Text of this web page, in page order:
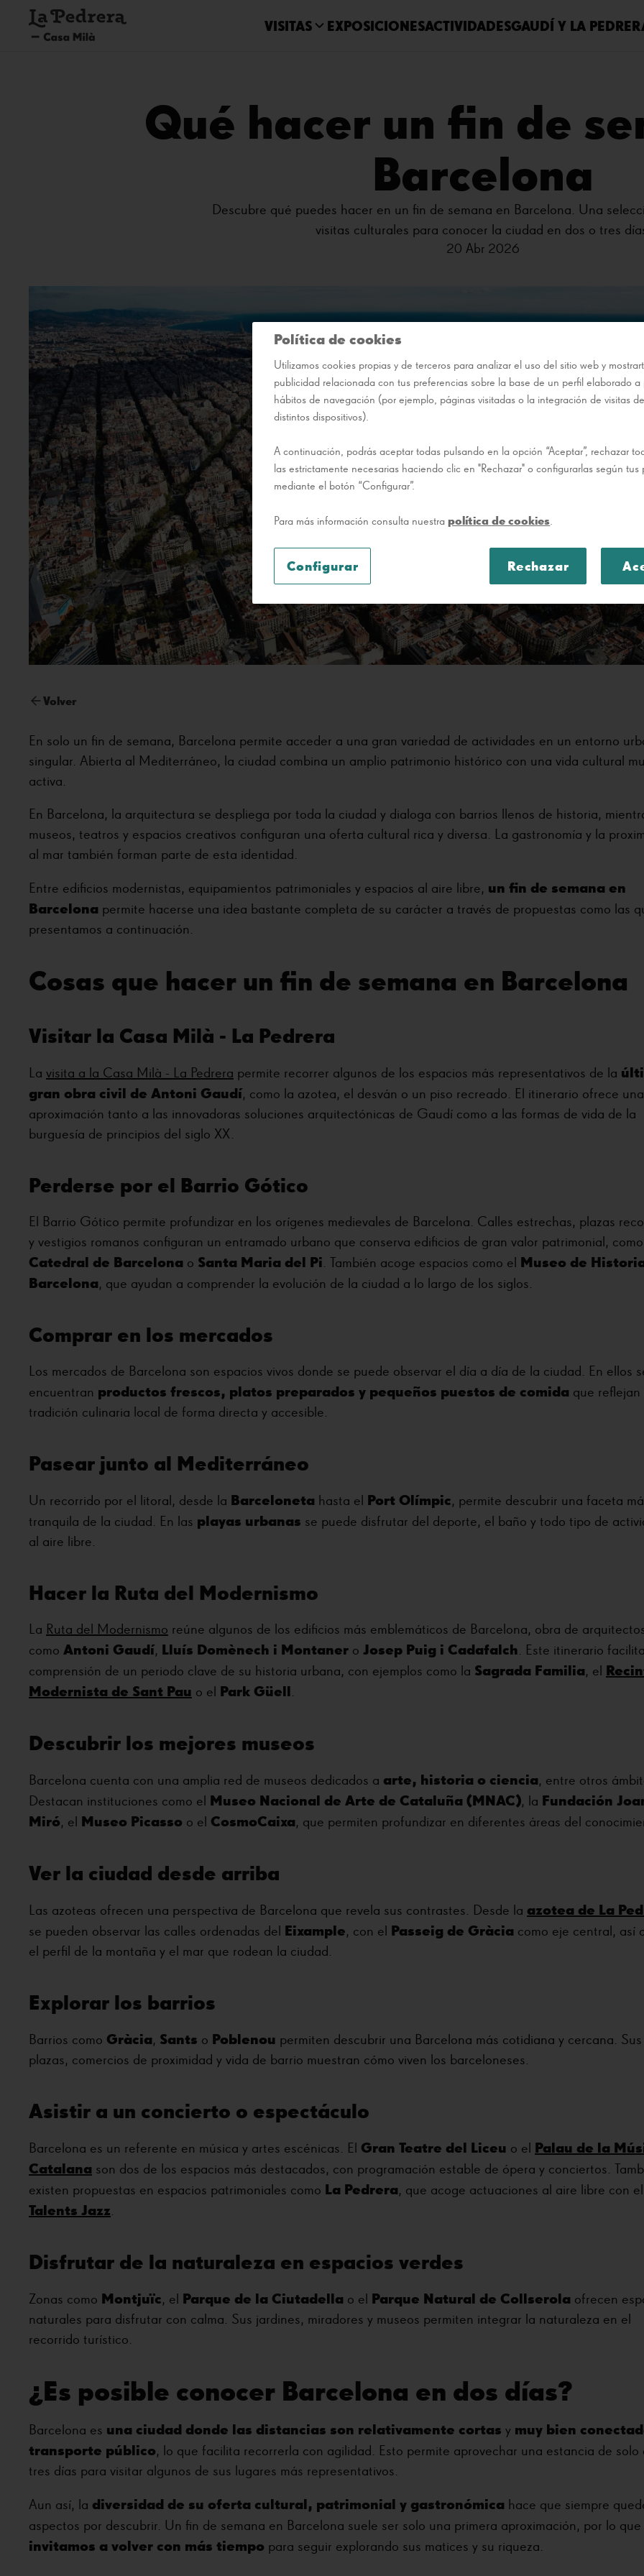
VISITAS EXPOSICIONESACTIVIDADESGAUDÍ Y LA
Qué hacer un fin de
Barcelona
Descubre qué puedes hacer en un fin de semana en Barcelona. Una
visitas culturales para conocer la ciudad en dos o tres
20 Abr 2026
Volver
En solo un fin de semana, Barcelona permite acceder a una gran variedad de actividades en un entorno
singular. Abierta al Mediterráneo, la ciudad combina un amplio patrimonio histórico con una vida cultural
activa.
En Barcelona, la arquitectura se despliega por toda la ciudad y dialoga con barrios llenos de historia,
museos, teatros y espacios creativos configuran una oferta cultural rica y diversa. La gastronomía y la
al mar también forman parte de esta identidad.
Entre edificios modernistas, equipamientos patrimoniales y espacios al aire libre, un fin de semana en
Barcelona permite hacerse una idea bastante completa de su carácter a través de propuestas como las
presentamos a continuación.
Cosas que hacer un fin de semana en Barcelona
Visitar la Casa Milà - La Pedrera
La visita a la Casa Milà - La Pedrera permite recorrer algunos de los espacios más representativos de la
gran obra civil de Antoni Gaudí, como la azotea, el desván o un piso recreado. El itinerario ofrece una
aproximación tanto a las innovadoras soluciones arquitectónicas de Gaudí como a las formas de vida de la
burguesía de principios del siglo XX.
Perderse por el Barrio Gótico
El Barrio Gótico permite profundizar en los orígenes medievales de Barcelona. Calles estrechas, plazas
y vestigios romanos configuran un entramado urbano que conserva edificios de gran valor patrimonial,
Catedral de Barcelona o Santa Maria del Pi. También acoge espacios como el Museo de
Barcelona, que ayudan a comprender la evolución de la ciudad a lo largo de los siglos.
Comprar en los mercados
Los mercados de Barcelona son espacios vivos donde se puede observar el día a día de la ciudad. En ellos
encuentran productos frescos, platos preparados y pequeños puestos de comida que reflejan
tradición culinaria local de forma directa y accesible.
Pasear junto al Mediterráneo
Un recorrido por el litoral, desde la Barceloneta hasta el Port Olímpic, permite descubrir una faceta
tranquila de la ciudad. En las playas urbanas se puede disfrutar del deporte, el baño y todo tipo de
al aire libre.
Hacer la Ruta del Modernismo
La Ruta del Modernismo reúne algunos de los edificios más emblemáticos de Barcelona, obra de
como Antoni Gaudí, Lluís Domènech i Montaner o Josep Puig i Cadafalch. Este itinerario
comprensión de un periodo clave de su historia urbana, con ejemplos como la Sagrada Familia, el
Modernista de Sant Pau o el Park Güell.
Descubrir los mejores museos
Barcelona cuenta con una amplia red de museos dedicados a arte, historia o ciencia, entre otros
Destacan instituciones como el Museo Nacional de Arte de Cataluña (MNAC), la Fundación
Miró, el Museo Picasso o el CosmoCaixa, que permiten profundizar en diferentes áreas del
Ver la ciudad desde arriba
Las azoteas ofrecen una perspectiva de Barcelona que revela sus contrastes. Desde la azotea de La
se pueden observar las calles ordenadas del Eixample, con el Passeig de Gràcia como eje central, así
el perfil de la montaña y el mar que rodean la ciudad.
Explorar los barrios
Barrios como Gràcia, Sants o Poblenou permiten descubrir una Barcelona más cotidiana y cercana. Sus
plazas, comercios de proximidad y vida de barrio muestran cómo viven los barceloneses.
Asistir a un concierto o espectáculo
Barcelona es un referente en música y artes escénicas. El Gran Teatre del Liceu o el Palau de la
Catalana son dos de los espacios más destacados, con programación estable de ópera y conciertos.
existen propuestas en espacios patrimoniales como La Pedrera, que acoge actuaciones al aire libre con el
Talents Jazz.
Disfrutar de la naturaleza en espacios verdes
Zonas como Montjuïc, el Parque de la Ciutadella o el Parque Natural de Collserola ofrecen
naturales para disfrutar con calma. Sus jardines, miradores y museos permiten integrar la naturaleza en el
recorrido turístico.
¿Es posible conocer Barcelona en dos días?
Barcelona es una ciudad donde las distancias son relativamente cortas y muy bien
transporte público, lo que facilita recorrerla con agilidad. Esto permite aprovechar una estancia de solo
tres días para visitar algunos de sus lugares más representativos.
Aun así, la diversidad de su oferta cultural, patrimonial y gastronómica hace que siempre
aspectos por descubrir. Un fin de semana en Barcelona suele ser solo una primera aproximación, por lo que
invitamos a volver con más tiempo para seguir explorando sus matices y su riqueza.
Política de cookies
Utilizamos cookies propias y de terceros para analizar el uso del sitio web y
publicidad relacionada con tus preferencias sobre la base de un perfil elaborado a
hábitos de navegación (por ejemplo, páginas visitadas o la integración de visitas
distintos dispositivos).
A continuación, podrás aceptar todas pulsando en la opción “Aceptar”, rechazar
las estrictamente necesarias haciendo clic en "Rechazar" o configurarlas según tus
mediante el botón “Configurar”.
Para más información consulta nuestrapolítica de cookies.
Configurar Rechazar